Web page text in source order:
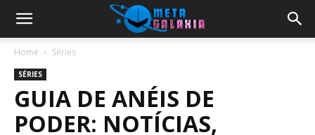
Home Séries
SÉRIES
GUIA DE ANÉIS DE
PODER: NOTÍCIAS,